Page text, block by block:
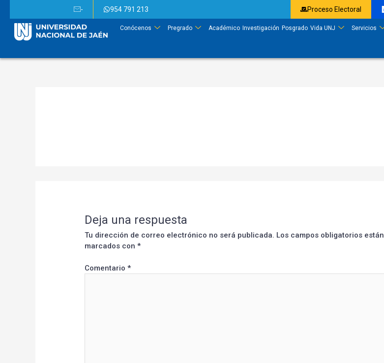
- 954 791 213 Proceso Electoral
Conócenos Pregrado Académico Investigación Posgrado Vida UNJ Servicios
Deja una respuesta
Tu dirección de correo electrónico no será publicada. Los campos obligatorios están
marcados con*
Comentario*